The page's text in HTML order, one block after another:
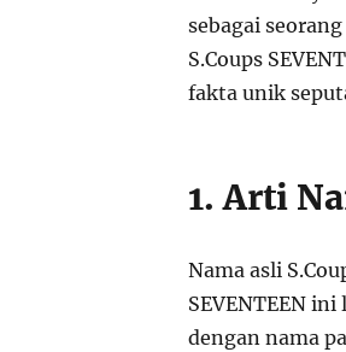
sebagai
S.Coups
fakta unik
1. Arti
Nama asli
SEVENTEEN
dengan nama